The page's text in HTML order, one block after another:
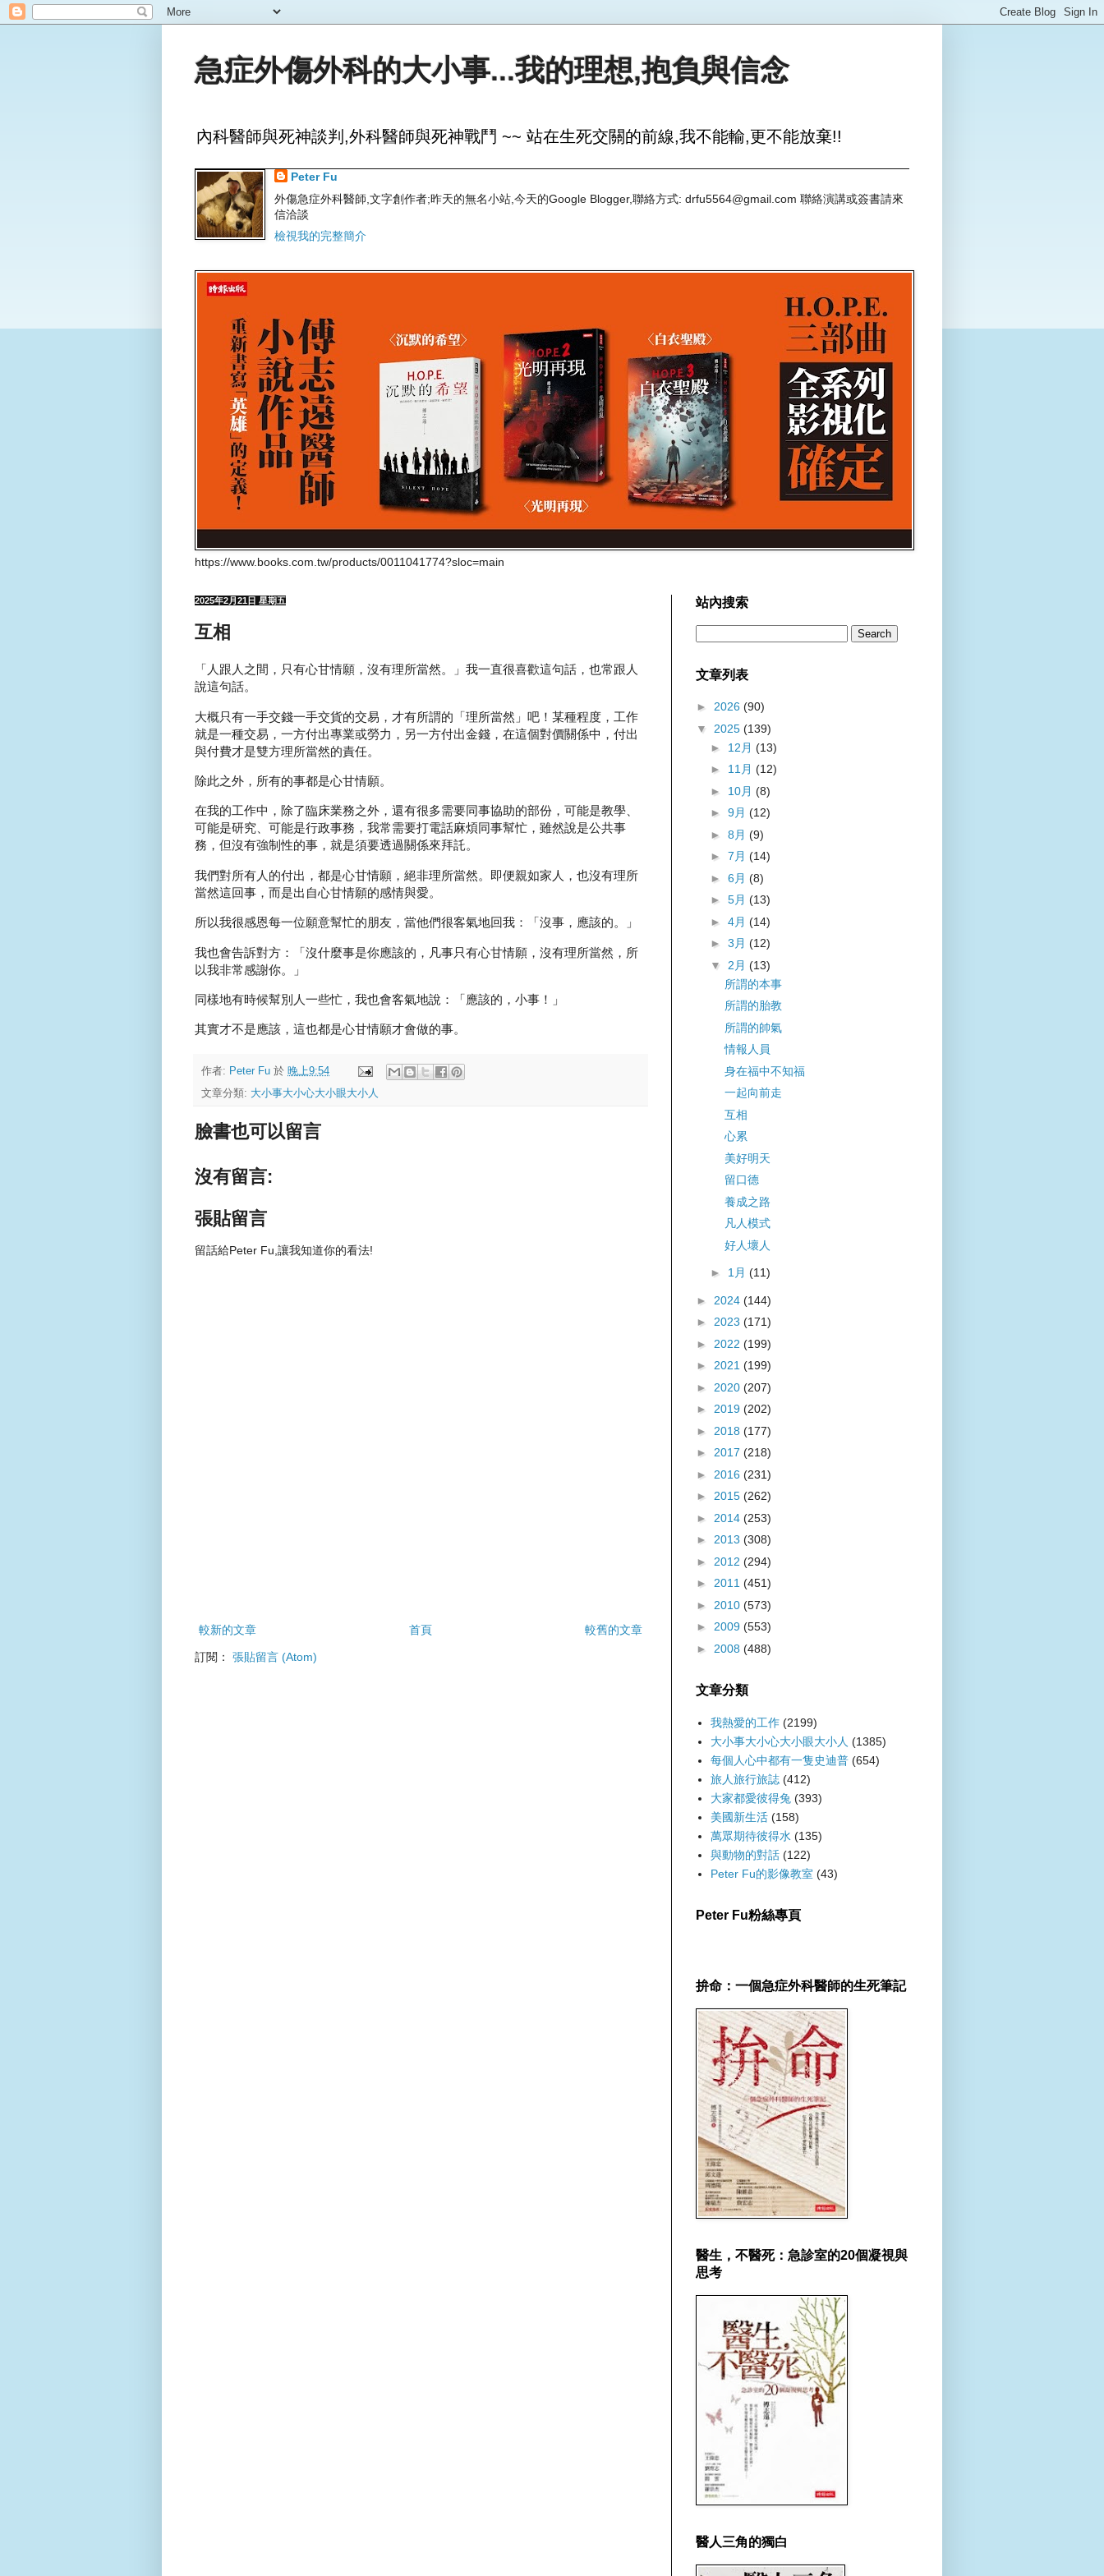
急症外傷外科的大小事...我的理想,抱負與信念
內科醫師與死神談判,外科醫師與死神戰鬥 ~~ 站在生死交關的前線,我不能輸,更不能放棄!!
Peter Fu
外傷急症外科醫師,文字創作者;昨天的無名小站,今天的Google Blogger,聯絡方式: drfu5564@gmail.com 聯絡演講或簽書請來
信洽談
檢視我的完整簡介
https://www.books.com.tw/products/0011041774?sloc=main
2025年2月21日 星期五
互相
「人跟人之間，只有心甘情願，沒有理所當然。」我一直很喜歡這句話，也常跟人
說這句話。
大概只有一手交錢一手交貨的交易，才有所謂的「理所當然」吧！某種程度，工作
就是一種交易，一方付出專業或勞力，另一方付出金錢，在這個對價關係中，付出
與付費才是雙方理所當然的責任。
除此之外，所有的事都是心甘情願。
在我的工作中，除了臨床業務之外，還有很多需要同事協助的部份，可能是教學、
可能是研究、可能是行政事務，我常需要打電話麻煩同事幫忙，雖然說是公共事
務，但沒有強制性的事，就是須要透過關係來拜託。
我們對所有人的付出，都是心甘情願，絕非理所當然。即便親如家人，也沒有理所
當然這回事，而是出自心甘情願的感情與愛。
所以我很感恩每一位願意幫忙的朋友，當他們很客氣地回我：「沒事，應該的。」
我也會告訴對方：「沒什麼事是你應該的，凡事只有心甘情願，沒有理所當然，所
以我非常感謝你。」
同樣地有時候幫別人一些忙，我也會客氣地說：「應該的，小事！」
其實才不是應該，這也都是心甘情願才會做的事。
作者: Peter Fu 於 晚上9:54
文章分類: 大小事大小心大小眼大小人
臉書也可以留言
沒有留言:
張貼留言
留話給Peter Fu,讓我知道你的看法!
較新的文章 較舊的文章
首頁
訂閱： 張貼留言 (Atom)
站內搜索
文章列表
► 2026 (90)
▼ 2025 (139)
► 12月 (13)
► 11月 (12)
► 10月 (8)
► 9月 (12)
► 8月 (9)
► 7月 (14)
► 6月 (8)
► 5月 (13)
► 4月 (14)
► 3月 (12)
▼ 2月 (13)
所謂的本事
所謂的胎教
所謂的帥氣
情報人員
身在福中不知福
一起向前走
互相
心累
美好明天
留口德
養成之路
凡人模式
好人壞人
► 1月 (11)
► 2024 (144)
► 2023 (171)
► 2022 (199)
► 2021 (199)
► 2020 (207)
► 2019 (202)
► 2018 (177)
► 2017 (218)
► 2016 (231)
► 2015 (262)
► 2014 (253)
► 2013 (308)
► 2012 (294)
► 2011 (451)
► 2010 (573)
► 2009 (553)
► 2008 (488)
文章分類
我熱愛的工作 (2199)
大小事大小心大小眼大小人 (1385)
每個人心中都有一隻史迪普 (654)
旅人旅行旅誌 (412)
大家都愛彼得兔 (393)
美國新生活 (158)
萬眾期待彼得水 (135)
與動物的對話 (122)
Peter Fu的影像教室 (43)
Peter Fu粉絲專頁
拚命：一個急症外科醫師的生死筆記
醫生，不醫死：急診室的20個凝視與
思考
醫人三角的獨白